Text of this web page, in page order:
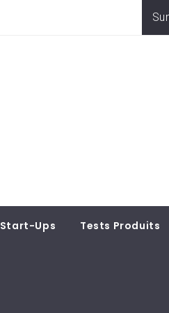
Start-Ups Tests Produits